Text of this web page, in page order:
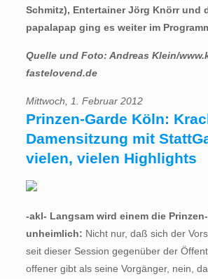
Schmitz), Entertainer Jörg Knörr und
papalapap ging es weiter im
Quelle und Foto: Andreas Klein/
fastelovend.de
Mittwoch, 1. Februar 2012
Prinzen-Garde Köln:
Damensitzung mit
vielen, vielen Highlights
-akl- Langsam wird einem die
unheimlich: Nicht nur, daß sich der
seit dieser Session gegenüber der
offener gibt als seine Vorgänger, nein,